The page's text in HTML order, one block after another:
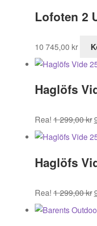
Lofoten 2
10 745,00 kr
Haglöfs
Rea! 1 299,00kr
1
Haglöfs
Rea! 1 299,00kr